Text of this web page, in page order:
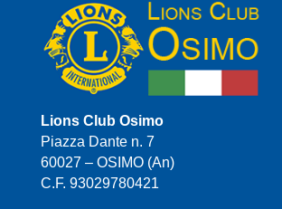
Lions Club Osimo
Piazza Dante n. 7
60027 – OSIMO (An)
C.F. 93029780421